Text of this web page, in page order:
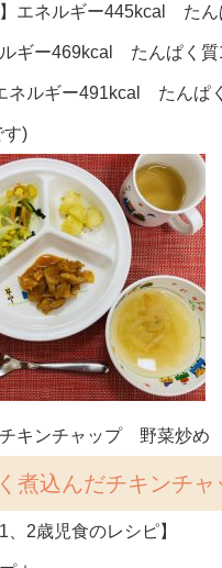
】エネルギー445kcal た
ルギー469kcal たんぱく
ネルギー491kcal たんぱ
す)
ンチャップ 野菜炒め
煮込んだチキンチャ
、2歳児食のレシピ】